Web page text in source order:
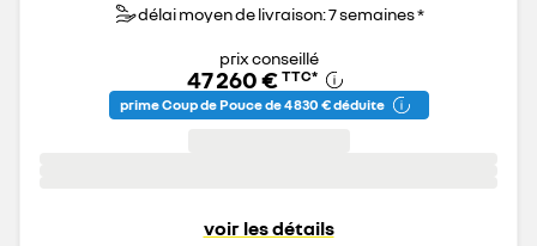
délai moyen de livraison: 7 semaines *
prix conseillé
47 260 € TTC*
prime Coup de Pouce de 4 830 € déduite
voir les détails